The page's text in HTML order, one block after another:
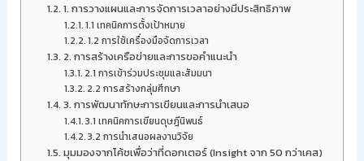
1. การวางแผนและการจัดการเวลาอย่างมีประสิทธิภาพ
1.1 เทคนิคการตั้งเป้าหมาย
1.2 การใช้เครื่องมือจัดการเวลา
2. การสร้างเครือข่ายและการขอคำแนะนำ
2.1 การเข้าร่วมประชุมและสัมมนา
2.2 การสร้างกลุ่มศึกษา
3. การพัฒนาทักษะการเขียนและการนำเสนอ
3.1 เทคนิคการเขียนดุษฎีนิพนธ์
3.2 การนำเสนอผลงานวิจัย
มุมมองจากโค้ชเพื่อว่าที่ดอกเตอร์ (Insight จาก 50 กว่าเคส)